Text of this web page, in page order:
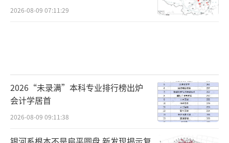
2026-08-09 07:11:29
2026“未录满”本科专业排行榜出炉
会计学居首
2026-08-09 09:11:38